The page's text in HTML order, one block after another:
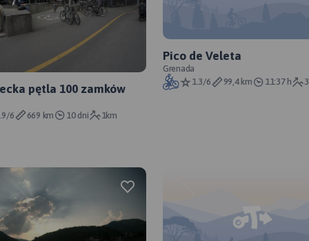
pętla 100 zamków
6
669 km 10 dni 1km
Pico de Veleta
Grenada
1.3/6
99,4 km 11:37 h